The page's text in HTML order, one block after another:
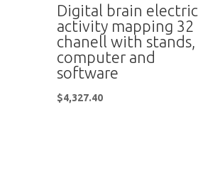
Digital brain electric
activity mapping 32
chanell with stands,
computer and
software
$4,327.40